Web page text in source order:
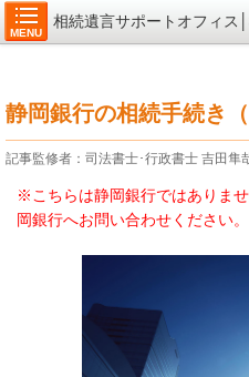
MENU
相続遺言サポートオフィス
静岡銀行の相続手続き
記事監修者：司法書士･行政書士 吉田隼
※こちらは静岡銀行ではありま
岡銀行へお問い合わせください。